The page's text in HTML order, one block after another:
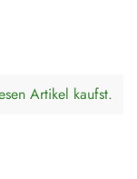
Artikel kaufst.